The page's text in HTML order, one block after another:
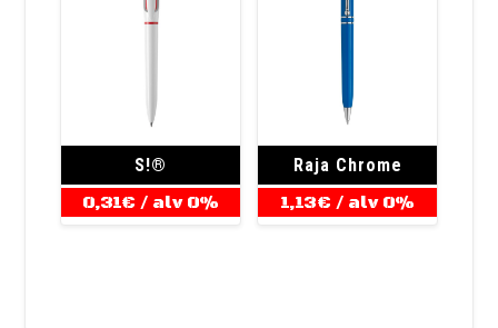
S!®
0,31€ / alv 0%
Raja Chrome
1,13€ / alv 0%